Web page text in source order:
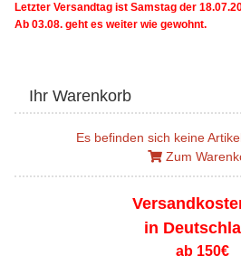
Letzter Versandtag ist Samstag der
Ab 03.08. geht es weiter wie gewohnt.
Ihr Warenkorb
Es befinden sich keine
Zum
in
ab 150€